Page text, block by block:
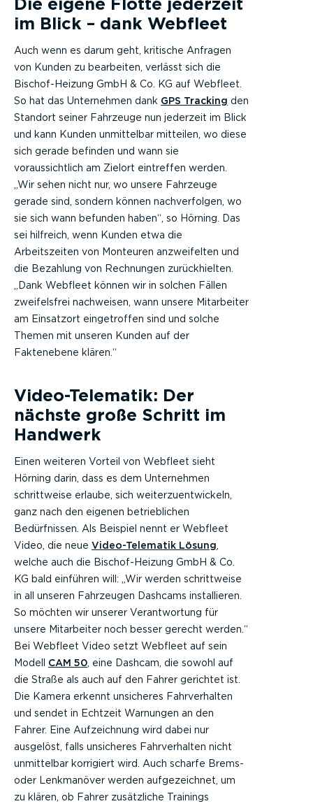
im Blick – dank Webfleet
Auch wenn es darum geht, kritische Anfragen
von Kunden zu bearbeiten, verlässt sich die
Bischof-Heizung GmbH & Co. KG auf Webfleet.
So hat das Unternehmen dank GPS Tracking den
Standort seiner Fahrzeuge nun jederzeit im Blick
und kann Kunden unmittelbar mitteilen, wo diese
sich gerade befinden und wann sie
voraussichtlich am Zielort eintreffen werden.
„Wir sehen nicht nur, wo unsere Fahrzeuge
gerade sind, sondern können nachverfolgen, wo
sie sich wann befunden haben“, so Hörning. Das
sei hilfreich, wenn Kunden etwa die
Arbeitszeiten von Monteuren anzweifelten und
die Bezahlung von Rechnungen zurückhielten.
„Dank Webfleet können wir in solchen Fällen
zweifelsfrei nachweisen, wann unsere Mitarbeiter
am Einsatzort eingetroffen sind und solche
Themen mit unseren Kunden auf der
Faktenebene klären.“
Video-Telematik: Der
nächste große Schritt im
Handwerk
Einen weiteren Vorteil von Webfleet sieht
Hörning darin, dass es dem Unternehmen
schrittweise erlaube, sich weiterzuentwickeln,
ganz nach den eigenen betrieblichen
Bedürfnissen. Als Beispiel nennt er Webfleet
Video, die neue Video-Telematik Lösung
welche auch die Bischof-Heizung GmbH & Co.
KG bald einführen will: „Wir werden schrittweise
in all unseren Fahrzeugen Dashcams installieren.
So möchten wir unserer Verantwortung für
unsere Mitarbeiter noch besser gerecht werden.“
Bei Webfleet Video setzt Webfleet auf sein
Modell CAM 50 , eine Dashcam, die sowohl auf
die Straße als auch auf den Fahrer gerichtet ist.
Die Kamera erkennt unsicheres Fahrverhalten
und sendet in Echtzeit Warnungen an den
Fahrer. Eine Aufzeichnung wird dabei nur
ausgelöst, falls unsicheres Fahrverhalten nicht
unmittelbar korrigiert wird. Auch scharfe Brems-
oder Lenkmanöver werden aufgezeichnet, um
zu klären, ob Fahrer zusätzliche Trainings